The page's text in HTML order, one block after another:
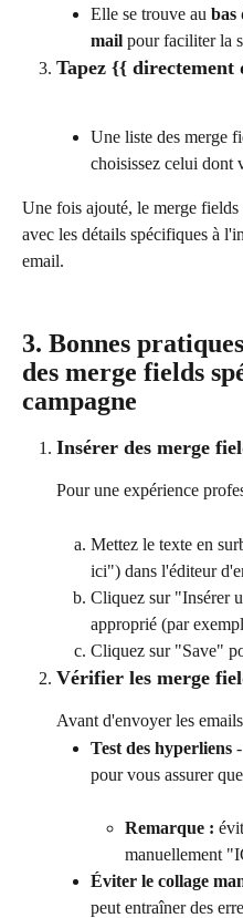
Elle se trouve au bas
mail pour faciliter la
Tapez {{ directement
Une liste des merge
choisissez celui dont
Une fois ajouté, le merge
avec les détails spécifiques à
email.
3. Bonnes
des merge fields
campagne
Insérer des merge
Pour une expérience
Mettez le texte en
ici") dans l'éditeur
Cliquez sur "Insérer
approprié (par
Cliquez sur "Save"
Vérifier les merge
Avant d'envoyer les
Test des hyperliens
pour vous assurer
Remarque :
manuellement
Éviter le collage
peut entraîner des